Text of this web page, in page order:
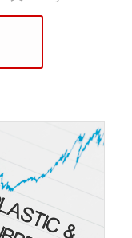
，因為沒有經
主相遇的機會